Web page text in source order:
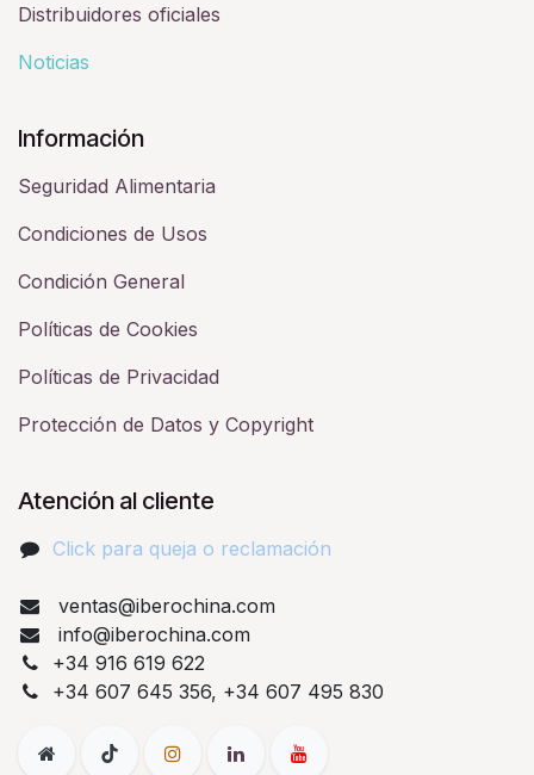
Distribuidores oficiales
Noticias
Información
Seguridad Alimentaria
Condiciones de Usos
Condición General
Políticas de Cookies
Políticas de Privacidad
Protección de Datos y Copyright
Atención al cliente
Click para queja o reclamación​
ventas@iberochina.com
info@iberochina.com
+34 916 619 622
+34 607 645 356, +34 607 495 830